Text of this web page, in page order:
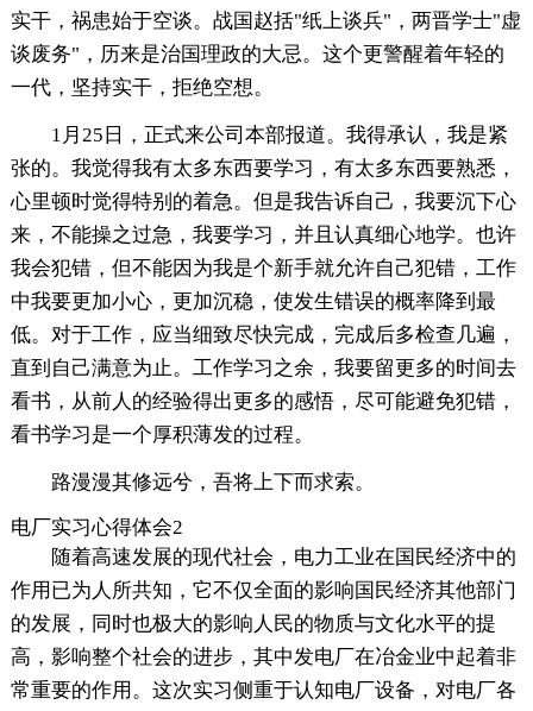
实干，祸患始于空谈。战国赵括"纸上谈兵"，两晋学士"虚
谈废务"，历来是治国理政的大忌。这个更警醒着年轻的
一代，坚持实干，拒绝空想。
1月25日，正式来公司本部报道。我得承认，我是紧
张的。我觉得我有太多东西要学习，有太多东西要熟悉，
心里顿时觉得特别的着急。但是我告诉自己，我要沉下心
来，不能操之过急，我要学习，并且认真细心地学。也许
我会犯错，但不能因为我是个新手就允许自己犯错，工作
中我要更加小心，更加沉稳，使发生错误的概率降到最
低。对于工作，应当细致尽快完成，完成后多检查几遍，
直到自己满意为止。工作学习之余，我要留更多的时间去
看书，从前人的经验得出更多的感悟，尽可能避免犯错，
看书学习是一个厚积薄发的过程。
路漫漫其修远兮，吾将上下而求索。
电厂实习心得体会2
随着高速发展的现代社会，电力工业在国民经济中的
作用已为人所共知，它不仅全面的影响国民经济其他部门
的发展，同时也极大的影响人民的物质与文化水平的提
高，影响整个社会的进步，其中发电厂在冶金业中起着非
常重要的作用。这次实习侧重于认知电厂设备，对电厂各